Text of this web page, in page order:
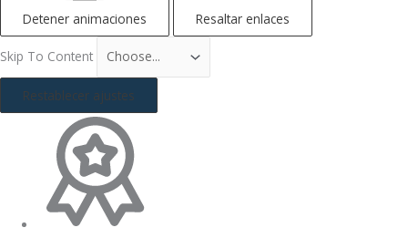
Detener animaciones Resaltar enlaces
Skip To Content
Restablecer ajustes